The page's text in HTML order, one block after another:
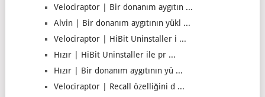
Velociraptor | Bir donanım aygıtın ...
Alvin | Bir donanım aygıtının yükl ...
Velociraptor | HiBit Uninstaller i ...
Hızır | HiBit Uninstaller ile pr ...
Hızır | Bir donanım aygıtının yü ...
Velociraptor | Recall özelliğini d ...